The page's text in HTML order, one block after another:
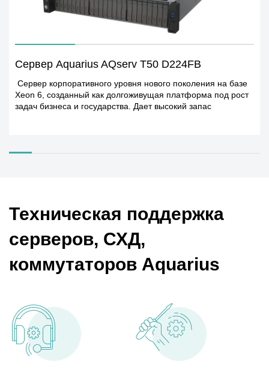
Сервер Aquarius AQserv T50 D224FB
Xeon 6, созданный как долгоживущая платформа под рост
задач бизнеса и государства. Дает высокий запас
Масштабируемый Передовой Защищённый Зрелая
Техническая поддержка
серверов, СХД,
коммутаторов Aquarius